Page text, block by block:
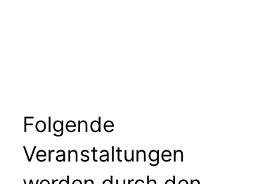
Folgende
Veranstaltungen